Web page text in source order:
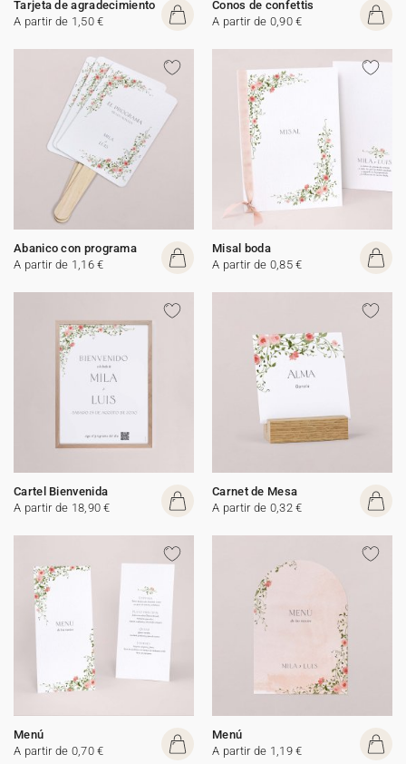
Tarjeta de agradecimiento
A partir de 1,50 €
Conos de confettis
A partir de 0,90 €
Abanico con programa
A partir de 1,16 €
Misal boda
A partir de 0,85 €
Cartel Bienvenida
A partir de 18,90 €
Carnet de Mesa
A partir de 0,32 €
Menú
A partir de 0,70 €
Menú
A partir de 1,19 €